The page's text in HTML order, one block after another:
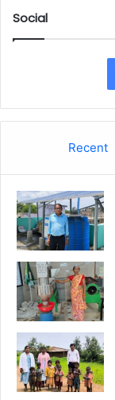
Social
Recent